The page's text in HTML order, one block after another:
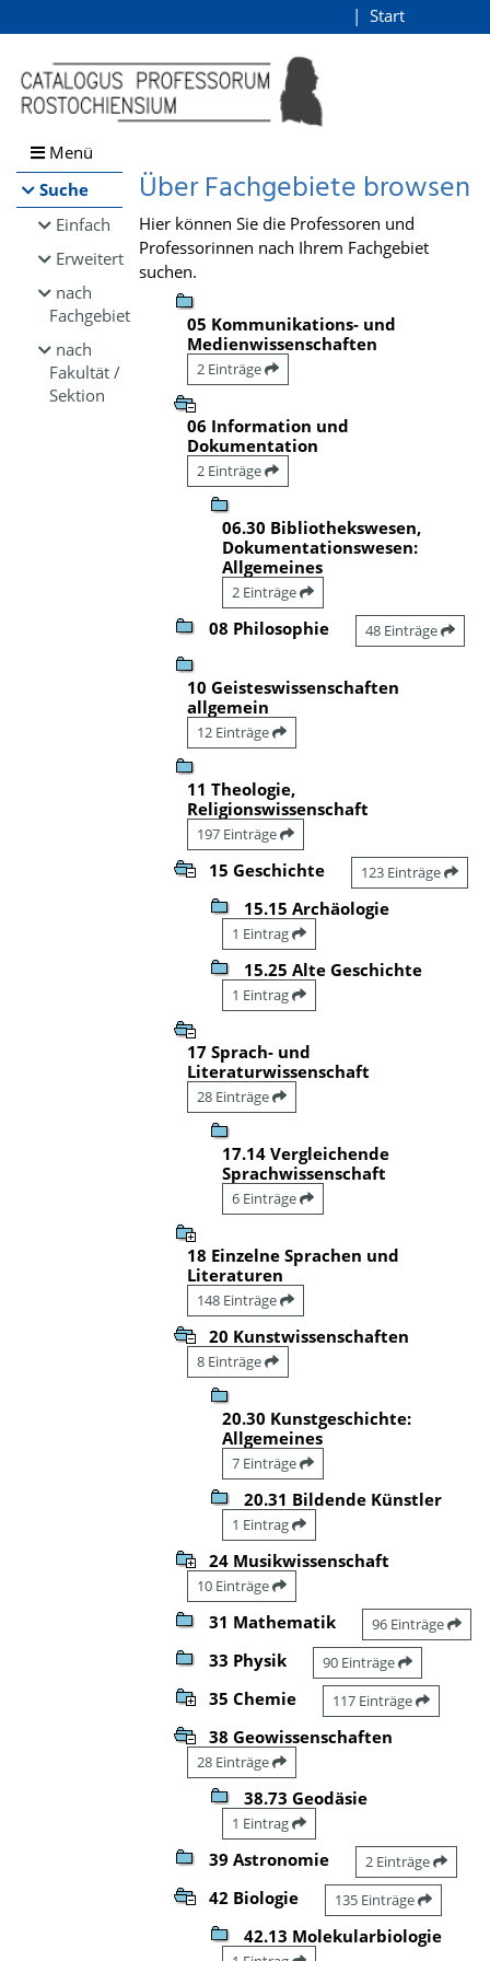
Browsen
direkt zum Inhalt
Start
Menü
Suche
Einfach
Erweitert
nach
Fachgebiet
nach
Fakultät /
Sektion
Über Fachgebiete browsen
Hier können Sie die Professoren und
Professorinnen nach Ihrem Fachgebiet
suchen.
05 Kommunikations- und
Medienwissenschaften
2 Einträge
06 Information und
Dokumentation
2 Einträge
06.30 Bibliothekswesen,
Dokumentationswesen:
Allgemeines
2 Einträge
08 Philosophie 48 Einträge
10 Geisteswissenschaften
allgemein
12 Einträge
11 Theologie,
Religionswissenschaft
197 Einträge
15 Geschichte 123 Einträge
15.15 Archäologie
1 Eintrag
15.25 Alte Geschichte
1 Eintrag
17 Sprach- und
Literaturwissenschaft
28 Einträge
17.14 Vergleichende
Sprachwissenschaft
6 Einträge
18 Einzelne Sprachen und
Literaturen
148 Einträge
20 Kunstwissenschaften
8 Einträge
20.30 Kunstgeschichte:
Allgemeines
7 Einträge
20.31 Bildende Künstler
1 Eintrag
24 Musikwissenschaft
10 Einträge
31 Mathematik 96 Einträge
33 Physik 90 Einträge
35 Chemie 117 Einträge
38 Geowissenschaften
28 Einträge
38.73 Geodäsie
1 Eintrag
39 Astronomie 2 Einträge
42 Biologie 135 Einträge
42.13 Molekularbiologie